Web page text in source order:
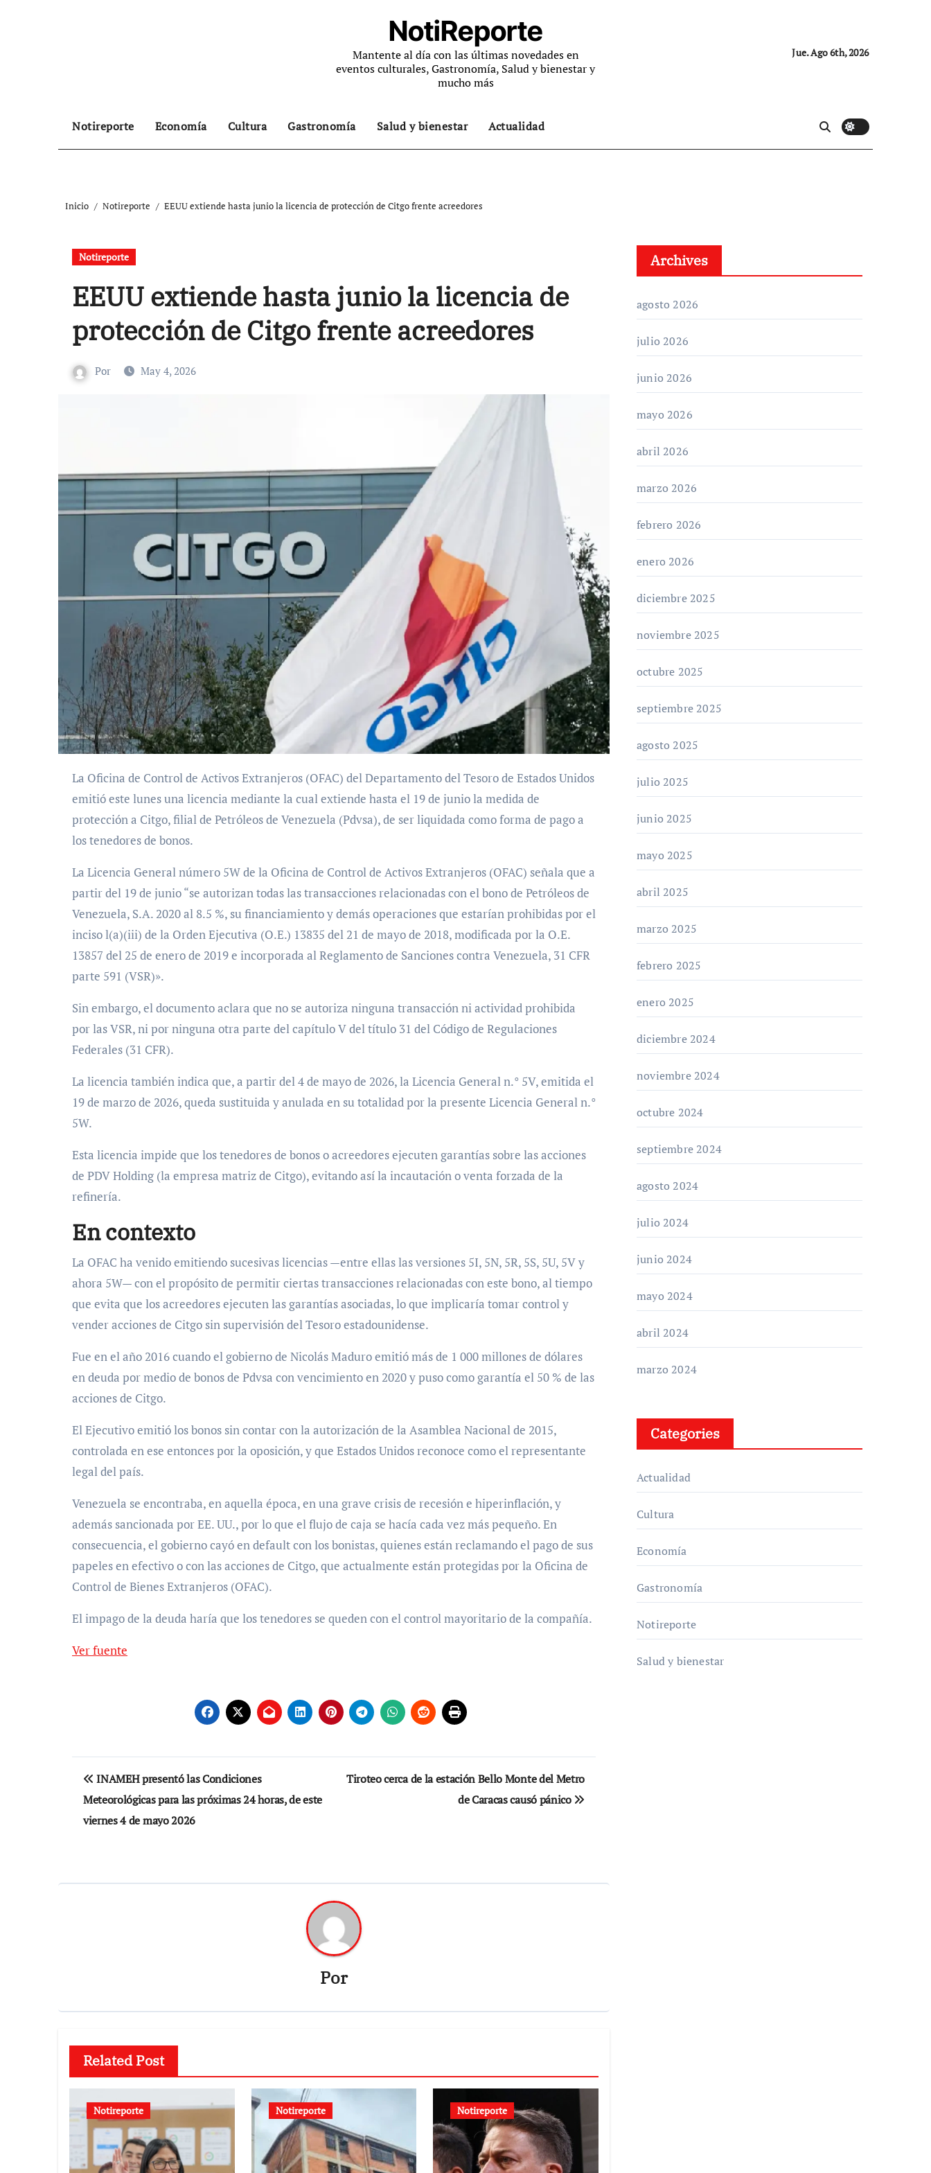
NotiReporte
Mantente al día con las últimas novedades en
eventos culturales, Gastronomía, Salud y bienestar y
mucho más
Jue. Ago 6th, 2026
Notireporte Economía Cultura Gastronomía Salud y bienestar Actualidad
Inicio Notireporte EEUU extiende hasta junio la licencia de protección de Citgo frente acreedores
Notireporte
EEUU extiende hasta junio la licencia de
protección de Citgo frente acreedores
Por May 4, 2026
La Oficina de Control de Activos Extranjeros (OFAC) del Departamento del Tesoro de Estados Unidos
emitió este lunes una licencia mediante la cual extiende hasta el 19 de junio la medida de
protección a Citgo, filial de Petróleos de Venezuela (Pdvsa), de ser liquidada como forma de pago a
los tenedores de bonos.
La Licencia General número 5W de la Oficina de Control de Activos Extranjeros (OFAC) señala que a
partir del 19 de junio “se autorizan todas las transacciones relacionadas con el bono de Petróleos de
Venezuela, S.A. 2020 al 8.5 %, su financiamiento y demás operaciones que estarían prohibidas por el
inciso l(a)(iii) de la Orden Ejecutiva (O.E.) 13835 del 21 de mayo de 2018, modificada por la O.E.
13857 del 25 de enero de 2019 e incorporada al Reglamento de Sanciones contra Venezuela, 31 CFR
parte 591 (VSR)».
Sin embargo, el documento aclara que no se autoriza ninguna transacción ni actividad prohibida
por las VSR, ni por ninguna otra parte del capítulo V del título 31 del Código de Regulaciones
Federales (31 CFR).
La licencia también indica que, a partir del 4 de mayo de 2026, la Licencia General n.° 5V, emitida el
19 de marzo de 2026, queda sustituida y anulada en su totalidad por la presente Licencia General n.°
5W.
Esta licencia impide que los tenedores de bonos o acreedores ejecuten garantías sobre las acciones
de PDV Holding (la empresa matriz de Citgo), evitando así la incautación o venta forzada de la
refinería.
En contexto
La OFAC ha venido emitiendo sucesivas licencias —entre ellas las versiones 5I, 5N, 5R, 5S, 5U, 5V y
ahora 5W— con el propósito de permitir ciertas transacciones relacionadas con este bono, al tiempo
que evita que los acreedores ejecuten las garantías asociadas, lo que implicaría tomar control y
vender acciones de Citgo sin supervisión del Tesoro estadounidense.
Fue en el año 2016 cuando el gobierno de Nicolás Maduro emitió más de 1 000 millones de dólares
en deuda por medio de bonos de Pdvsa con vencimiento en 2020 y puso como garantía el 50 % de las
acciones de Citgo.
El Ejecutivo emitió los bonos sin contar con la autorización de la Asamblea Nacional de 2015,
controlada en ese entonces por la oposición, y que Estados Unidos reconoce como el representante
legal del país.
Venezuela se encontraba, en aquella época, en una grave crisis de recesión e hiperinflación, y
además sancionada por EE. UU., por lo que el flujo de caja se hacía cada vez más pequeño. En
consecuencia, el gobierno cayó en default con los bonistas, quienes están reclamando el pago de sus
papeles en efectivo o con las acciones de Citgo, que actualmente están protegidas por la Oficina de
Control de Bienes Extranjeros (OFAC).
El impago de la deuda haría que los tenedores se queden con el control mayoritario de la compañía.
Ver fuente
Navegación
de
entradas
INAMEH presentó las Condiciones
Meteorológicas para las próximas 24 horas, de este
viernes 4 de mayo 2026
Tiroteo cerca de la estación Bello Monte del Metro
de Caracas causó pánico
Por
Related Post
Notireporte Notireporte Notireporte
Archives
agosto 2026
julio 2026
junio 2026
mayo 2026
abril 2026
marzo 2026
febrero 2026
enero 2026
diciembre 2025
noviembre 2025
octubre 2025
septiembre 2025
agosto 2025
julio 2025
junio 2025
mayo 2025
abril 2025
marzo 2025
febrero 2025
enero 2025
diciembre 2024
noviembre 2024
octubre 2024
septiembre 2024
agosto 2024
julio 2024
junio 2024
mayo 2024
abril 2024
marzo 2024
Categories
Actualidad
Cultura
Economía
Gastronomía
Notireporte
Salud y bienestar